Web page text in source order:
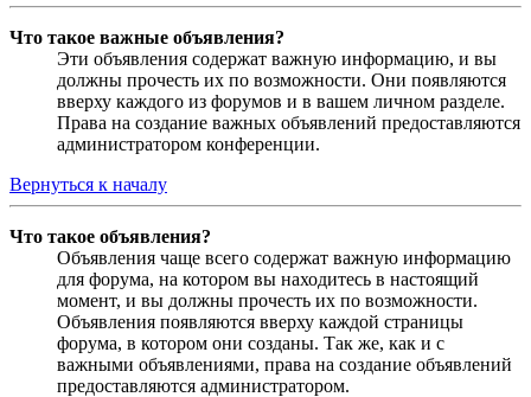
Что такое важные объявления?
Эти объявления содержат важную информацию, и вы
должны прочесть их по возможности. Они появляются
вверху каждого из форумов и в вашем личном разделе.
Права на создание важных объявлений предоставляются
администратором конференции.
Вернуться к началу
Что такое объявления?
Объявления чаще всего содержат важную информацию
для форума, на котором вы находитесь в настоящий
момент, и вы должны прочесть их по возможности.
Объявления появляются вверху каждой страницы
форума, в котором они созданы. Так же, как и с
важными объявлениями, права на создание объявлений
предоставляются администратором.